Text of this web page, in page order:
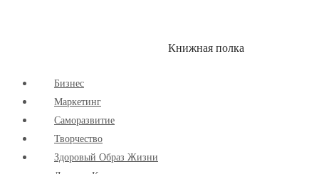
Книжная полка
Бизнес
Маркетинг
Cаморазвитие
Творчество
Здоровый Образ Жизни